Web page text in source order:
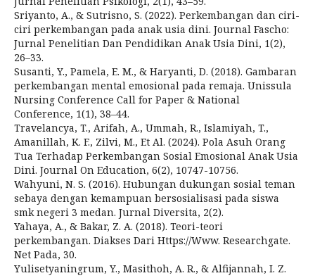
Sriyanto, A., & Sutrisno, S. (2022). Perkembangan dan ciri-
ciri perkembangan pada anak usia dini. Journal Fascho:
Jurnal Penelitian Dan Pendidikan Anak Usia Dini, 1(2),
26–33.
Susanti, Y., Pamela, E. M., & Haryanti, D. (2018). Gambaran
perkembangan mental emosional pada remaja. Unissula
Nursing Conference Call for Paper & National
Conference, 1(1), 38–44.
Travelancya, T., Arifah, A., Ummah, R., Islamiyah, T.,
Amanillah, K. F., Zilvi, M., Et Al. (2024). Pola Asuh Orang
Tua Terhadap Perkembangan Sosial Emosional Anak Usia
Dini. Journal On Education, 6(2), 10747-10756.
Wahyuni, N. S. (2016). Hubungan dukungan sosial teman
sebaya dengan kemampuan bersosialisasi pada siswa
smk negeri 3 medan. Jurnal Diversita, 2(2).
Yahaya, A., & Bakar, Z. A. (2018). Teori-teori
perkembangan. Diakses Dari Https://Www. Researchgate.
Net Pada, 30.
Yulisetyaningrum, Y., Masithoh, A. R., & Alfijannah, I. Z.